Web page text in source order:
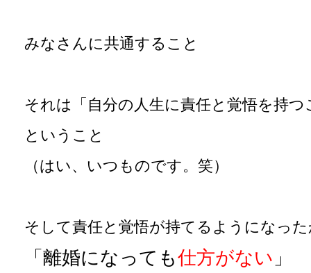
みなさんに共通すること
それは「自分の人生に責任と覚悟を持
ということ
（はい、いつものです。笑）
そして責任と覚悟が持てるようになっ
「離婚になっても仕方がない 」